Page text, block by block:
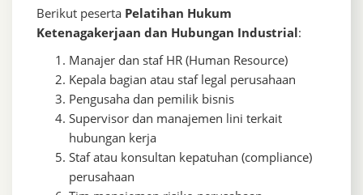
Berikut peserta Pelatihan Hukum
Ketenagakerjaan dan Hubungan Industrial:
Manajer dan staf HR (Human Resource)
Kepala bagian atau staf legal perusahaan
Pengusaha dan pemilik bisnis
Supervisor dan manajemen lini terkait
hubungan kerja
Staf atau konsultan kepatuhan (compliance)
perusahaan